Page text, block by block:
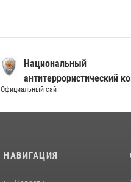
Национальный
антитеррористический
Официальный сайт
НАВИГАЦИЯ